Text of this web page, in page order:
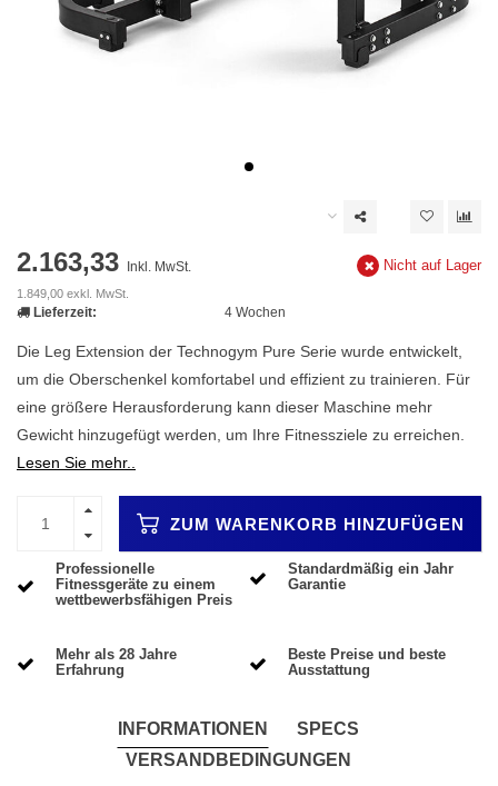
2.163,33 Inkl. MwSt.
1.849,00 exkl. MwSt.
Nicht auf Lager
Lieferzeit: 4 Wochen
Die Leg Extension der Technogym Pure Serie wurde entwickelt,
um die Oberschenkel komfortabel und effizient zu trainieren. Für
eine größere Herausforderung kann dieser Maschine mehr
Gewicht hinzugefügt werden, um Ihre Fitnessziele zu erreichen.
Lesen Sie mehr..
ZUM WARENKORB HINZUFÜGEN
Professionelle
Fitnessgeräte zu einem
wettbewerbsfähigen Preis
Standardmäßig ein Jahr
Garantie
Mehr als 28 Jahre
Erfahrung
Beste Preise und beste
Ausstattung
INFORMATIONEN
SPECS
VERSANDBEDINGUNGEN